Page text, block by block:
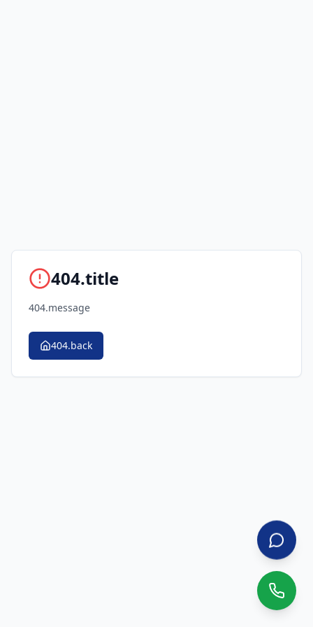
404.title
404.message
404.back